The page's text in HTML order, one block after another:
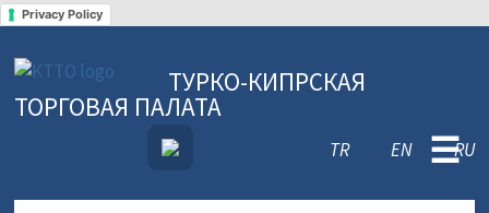
Privacy Policy
ТУРКО-КИПРСКАЯ
ТОРГОВАЯ ПАЛАТА
TR EN RU
☰